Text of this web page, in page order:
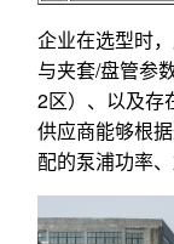
企业在选型时
与夹套/盘管参
2区）、以及存
供应商能够根
配的泵浦功率